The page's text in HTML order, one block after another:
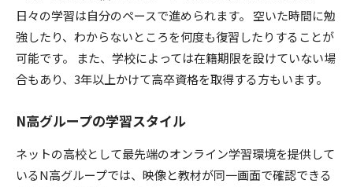
日々の学習は自分のペースで進められます。 空いた時間に勉
強したり、わからないところを何度も復習したりすることが
可能です。 また、学校によっては在籍期限を設けていない場
合もあり、3年以上かけて高卒資格を取得する方もいます。
N高グループの学習スタイル
ネットの高校として最先端のオンライン学習環境を提供して
いるN高グループでは、映像と教材が同一画面で確認できる